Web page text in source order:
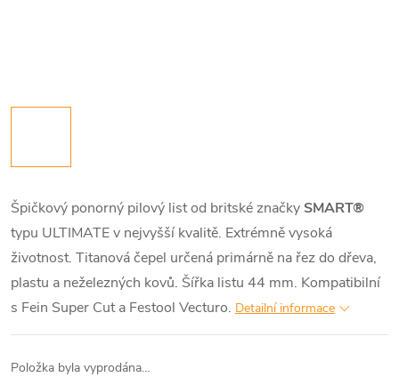
Špičkový ponorný pilový list od britské značky SMART®
typu ULTIMATE v nejvyšší kvalitě. Extrémně vysoká
životnost. Titanová čepel určená primárně na řez do dřeva,
plastu a neželezných kovů. Šířka listu 44 mm. Kompatibilní
s Fein Super Cut a Festool Vecturo. Detailní informace
Položka byla vyprodána…